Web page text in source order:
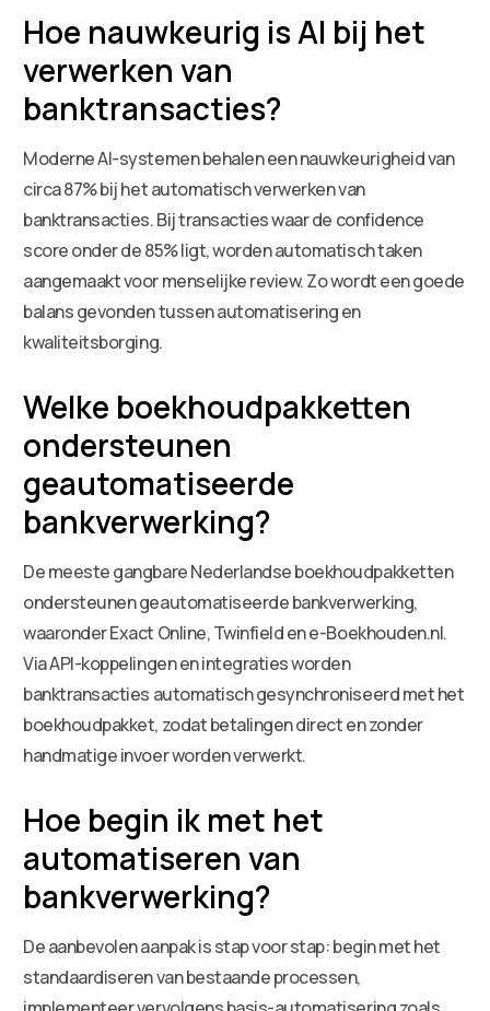
Hoe nauwkeurig is AI bij het
verwerken van
banktransacties?
Moderne AI-systemen behalen een nauwkeurigheid van
circa 87% bij het automatisch verwerken van
banktransacties. Bij transacties waar de confidence
score onder de 85% ligt, worden automatisch taken
aangemaakt voor menselijke review. Zo wordt een goede
balans gevonden tussen automatisering en
kwaliteitsborging.
Welke boekhoudpakketten
ondersteunen
geautomatiseerde
bankverwerking?
De meeste gangbare Nederlandse boekhoudpakketten
ondersteunen geautomatiseerde bankverwerking,
waaronder Exact Online, Twinfield en e-Boekhouden.nl.
Via API-koppelingen en integraties worden
banktransacties automatisch gesynchroniseerd met het
boekhoudpakket, zodat betalingen direct en zonder
handmatige invoer worden verwerkt.
Hoe begin ik met het
automatiseren van
bankverwerking?
De aanbevolen aanpak is stap voor stap: begin met het
standaardiseren van bestaande processen,